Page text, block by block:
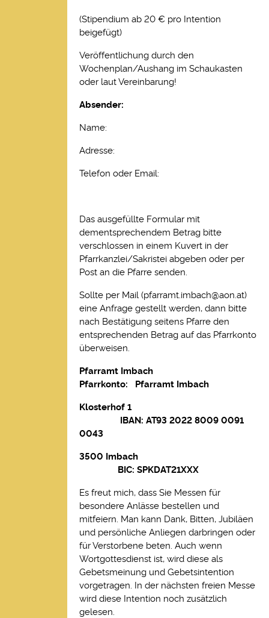
(Stipendium ab 20 € pro Intention
beigefügt)
Veröffentlichung durch den
Wochenplan/Aushang im Schaukasten
oder laut Vereinbarung!
Absender:
Name:
Adresse:
Telefon oder Email:
Das ausgefüllte Formular mit
dementsprechendem Betrag bitte
verschlossen in einem Kuvert in der
Pfarrkanzlei/Sakristei abgeben oder per
Post an die Pfarre senden.
Sollte per Mail (pfarramt.imbach@aon.at)
eine Anfrage gestellt werden, dann bitte
nach Bestätigung seitens Pfarre den
entsprechenden Betrag auf das Pfarrkonto
überweisen.
Pfarramt Imbach
Pfarrkonto: Pfarramt Imbach
Klosterhof 1
IBAN: AT93 2022 8009 0091
0043
3500 Imbach
BIC: SPKDAT21XXX
Es freut mich, dass Sie Messen für
besondere Anlässe bestellen und
mitfeiern. Man kann Dank, Bitten, Jubiläen
und persönliche Anliegen darbringen oder
für Verstorbene beten. Auch wenn
Wortgottesdienst ist, wird diese als
Gebetsmeinung und Gebetsintention
vorgetragen. In der nächsten freien Messe
wird diese Intention noch zusätzlich
gelesen.